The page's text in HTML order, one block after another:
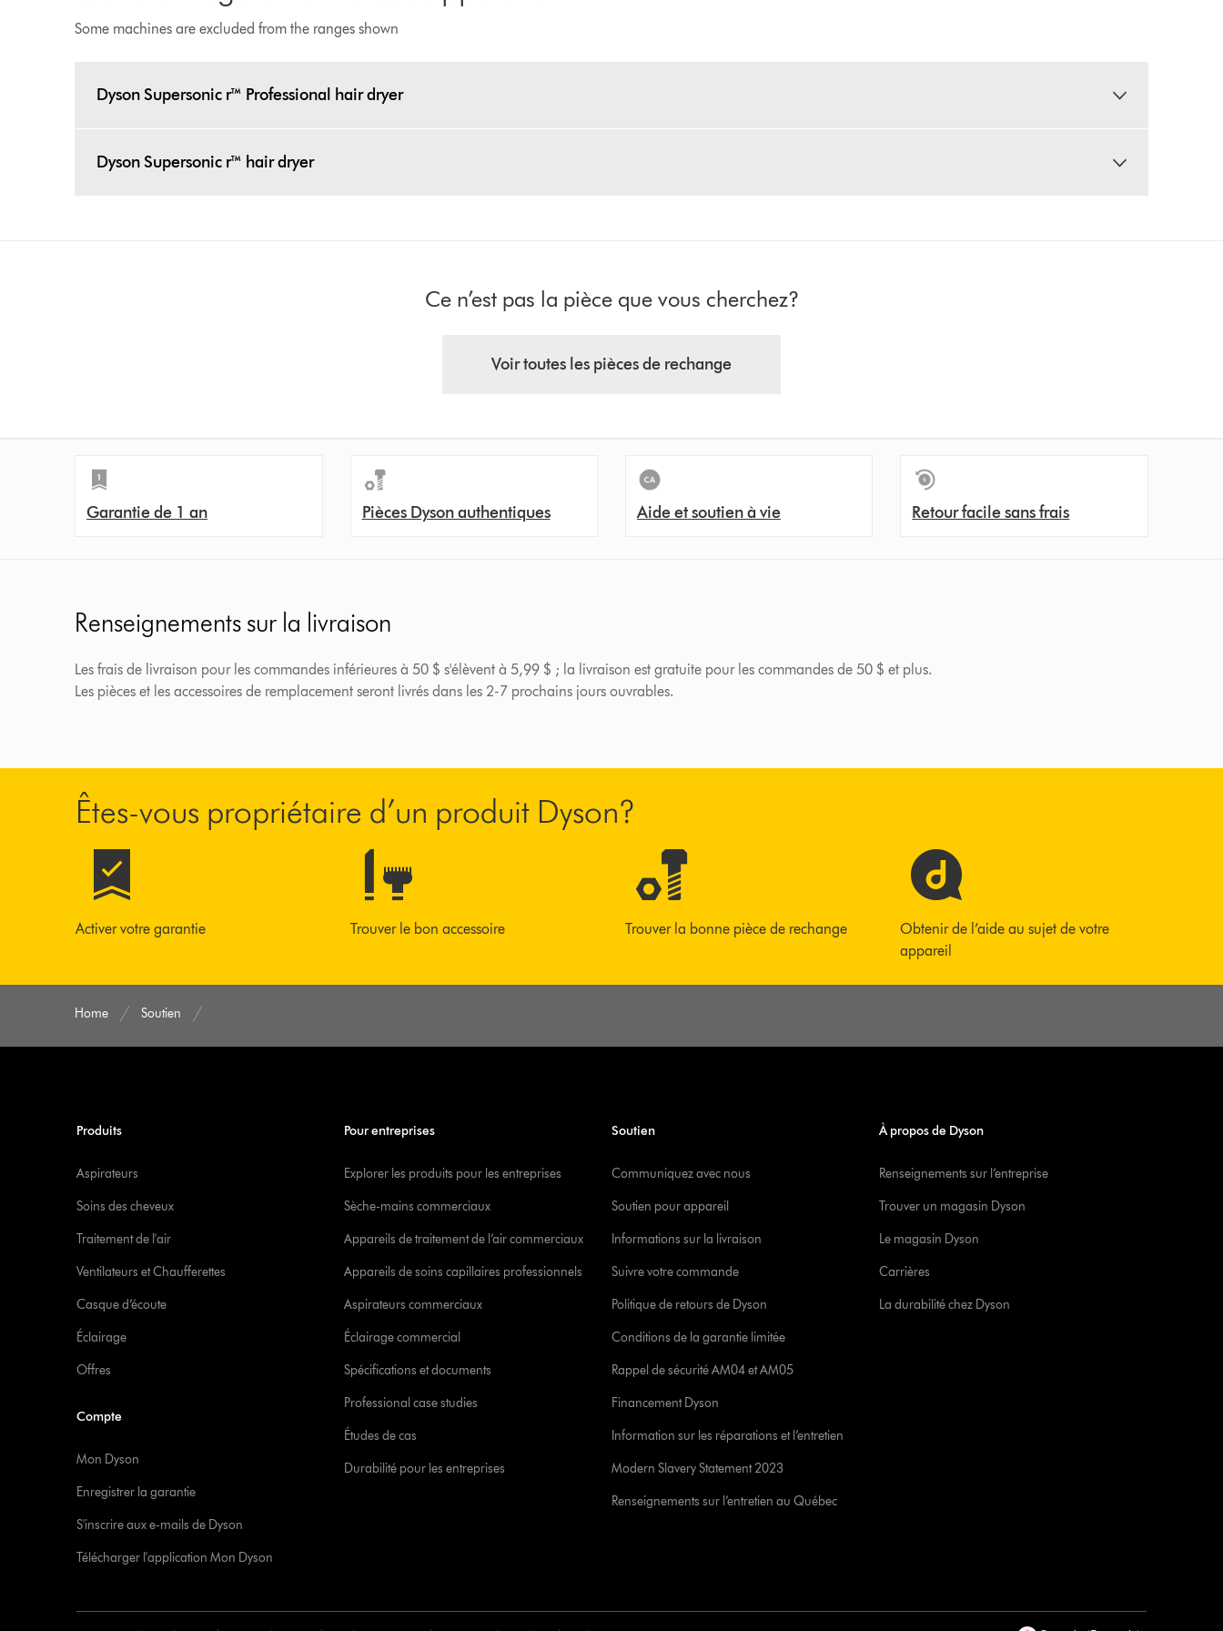
Some machines are excluded from the ranges shown
Dyson Supersonic r™ Professional hair dryer
Dyson Supersonic r™ hair dryer
Ce n’est pas la pièce que vous cherchez?
Voir toutes les pièces de rechange
Garantie de 1 an Pièces Dyson authentiques Aide et soutien à vie Retour facile sans frais
Renseignements sur la livraison
Les frais de livraison pour les commandes inférieures à 50 $ s'élèvent à 5,99 $ ; la livraison est gratuite pour les commandes de 50 $ et plus.
Les pièces et les accessoires de remplacement seront livrés dans les 2-7 prochains jours ouvrables.
Êtes-vous propriétaire d’un produit Dyson?
Activer votre garantie Trouver le bon accessoire Trouver la bonne pièce de rechange
Obtenir de l’aide au sujet de votre
appareil
Home Soutien
Produits
Aspirateurs
Soins des cheveux
Traitement de l'air
Ventilateurs et Chaufferettes
Casque d’écoute
Éclairage
Offres
Compte
Mon Dyson
Enregistrer la garantie
S'inscrire aux e-mails de Dyson
Télécharger l'application Mon Dyson
Pour entreprises
Explorer les produits pour les entreprises
Sèche-mains commerciaux
Appareils de traitement de l’air commerciaux
Appareils de soins capillaires professionnels
Aspirateurs commerciaux
Éclairage commercial
Spécifications et documents
Professional case studies
Études de cas
Durabilité pour les entreprises
Soutien
Communiquez avec nous
Soutien pour appareil
Informations sur la livraison
Suivre votre commande
Politique de retours de Dyson
Conditions de la garantie limitée
Rappel de sécurité AM04 et AM05
Financement Dyson
Information sur les réparations et l’entretien
Modern Slavery Statement 2023
Renseignements sur l’entretien au Québec
À propos de Dyson
Renseignements sur l’entreprise
Trouver un magasin Dyson
Le magasin Dyson
Carrières
La durabilité chez Dyson